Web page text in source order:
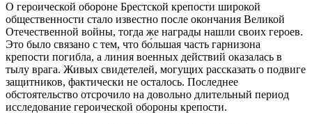
О героической обороне Брестской крепости широкой
общественности стало известно после окончания Великой
Отечественной войны, тогда же награды нашли своих героев.
Это было связано с тем, что бо́льшая часть гарнизона
крепости погибла, а линия военных действий оказалась в
тылу врага. Живых свидетелей, могущих рассказать о подвиге
защитников, фактически не осталось. Последнее
обстоятельство отсрочило на довольно длительный период
исследование героической обороны крепости.